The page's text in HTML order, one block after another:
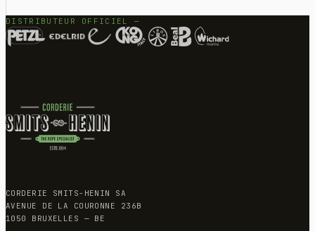
DISTRIBUTEUR OFFICIEL —
CORDERIE SMITS-HENIN SA
AVENUE DE LA COURONNE 236B
1050 BRUXELLES — BE